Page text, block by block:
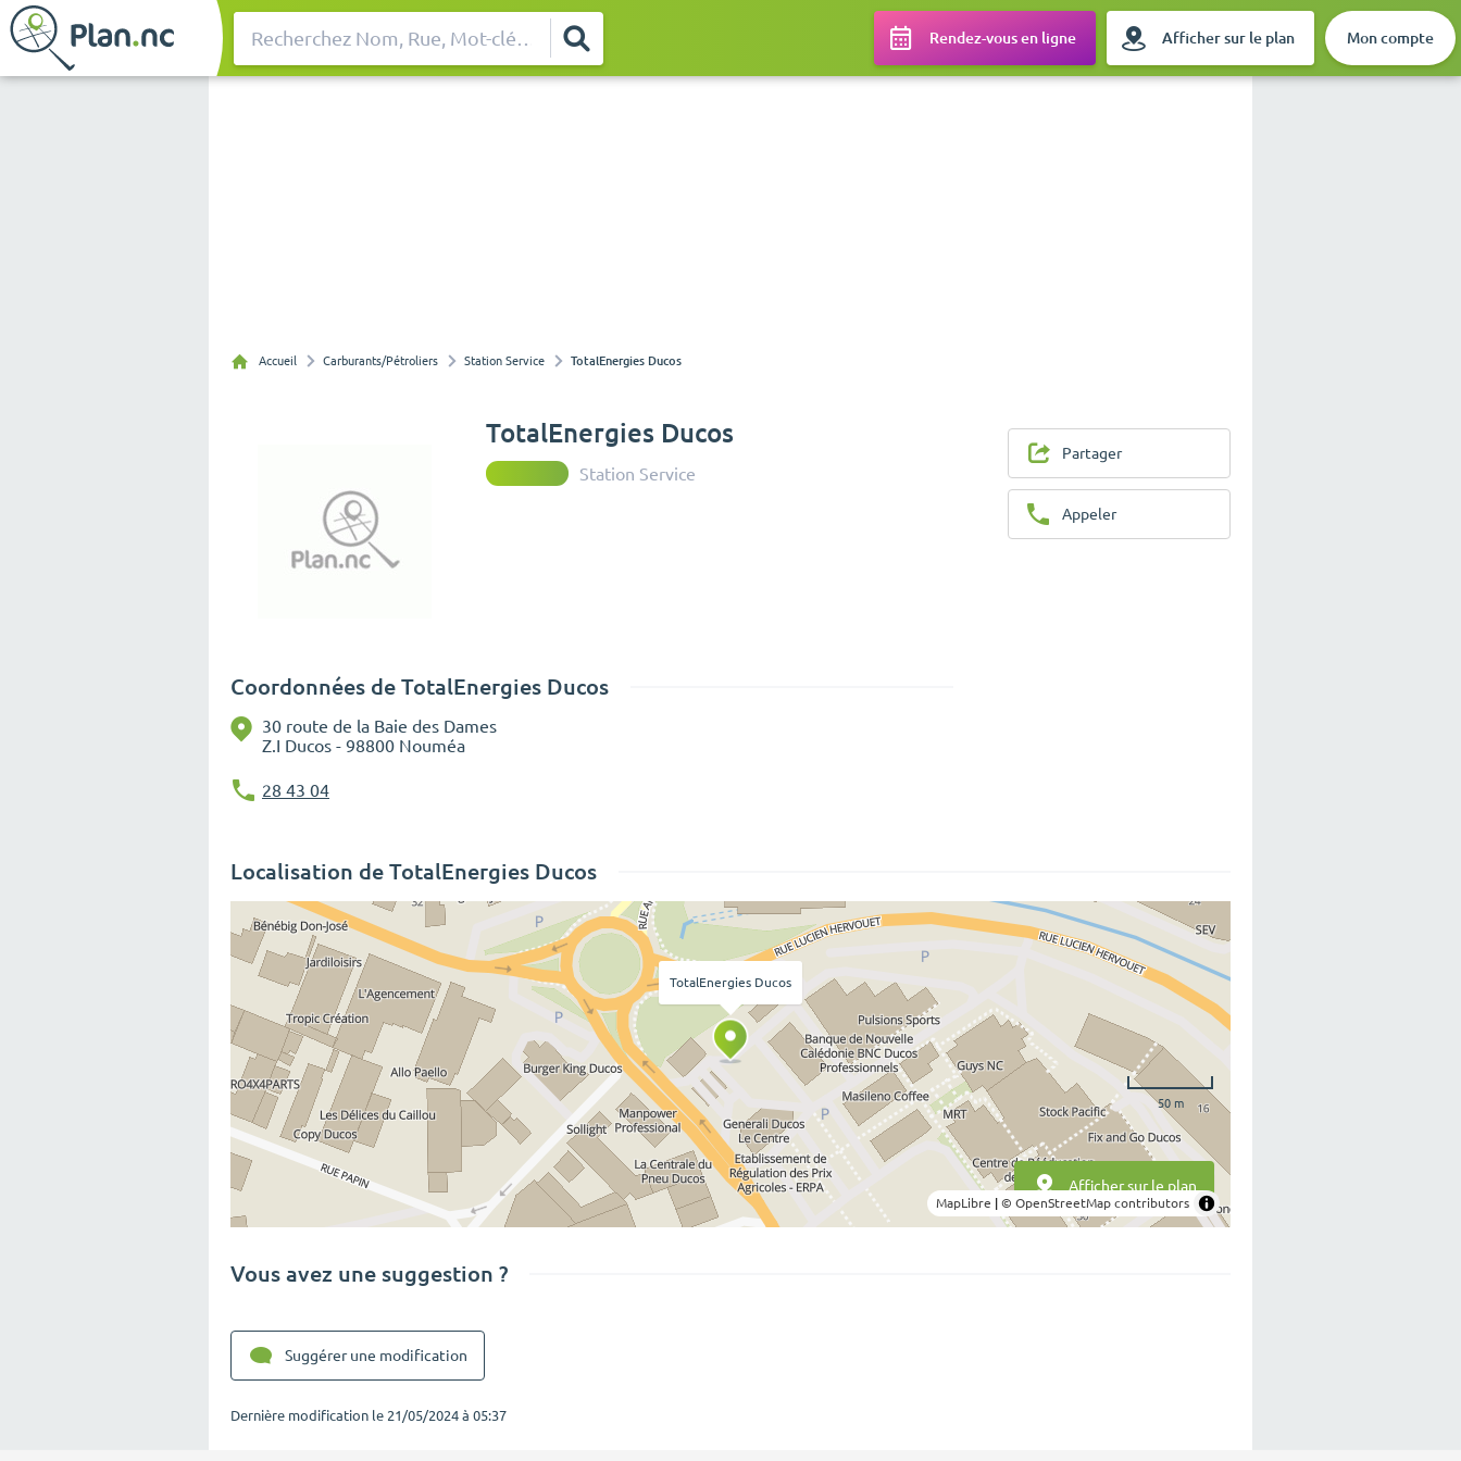
Rechercher Rendez-vous en ligne Afficher sur le plan Mon compte
Accueil Carburants/Pétroliers Station Service TotalEnergies Ducos
TotalEnergies Ducos
Station Service
Partager
Appeler
Coordonnées de TotalEnergies Ducos
30 route de la Baie des Dames
Z.I Ducos - 98800 Nouméa
28 43 04
Localisation de TotalEnergies Ducos
50 m
MapLibre | © OpenStreetMap contributors
TotalEnergies Ducos
Afficher sur le plan
Vous avez une suggestion ?
Suggérer une modification
Dernière modification le 21/05/2024 à 05:37